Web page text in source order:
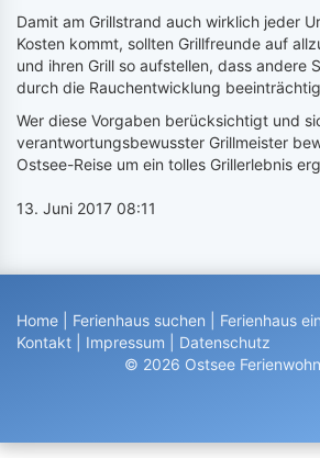
Damit am Grillstrand auch wirklich jeder
Kosten kommt, sollten Grillfreunde auf
und ihren Grill so aufstellen, dass andere
durch die Rauchentwicklung
Wer diese Vorgaben berücksichtigt und
verantwortungsbewusster Grillmeister
Ostsee-Reise um ein tolles Grillerlebnis
13. Juni 2017 08:11
Home Ferienhaus suchen Ferienhaus
Kontakt
Impressum
Datenschutz
© 2026 Ostsee